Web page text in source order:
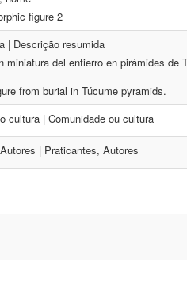
figure 2
| Descrição resumida
miniatura del entierro en pirámides de
from burial in Túcume pyramids.
cultura | Comunidade ou cultura
| Praticantes, Autores